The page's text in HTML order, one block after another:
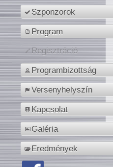
Szponzorok
Program
Regisztráció
Programbizottság
Versenyhelyszín
Kapcsolat
Galéria
Eredmények